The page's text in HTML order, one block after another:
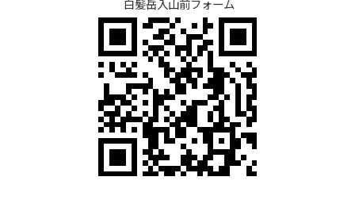
白髪岳入山前フォーム